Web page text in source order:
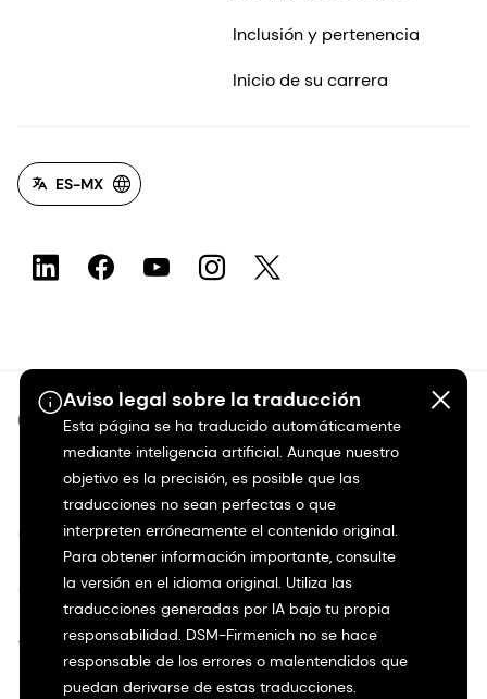
Aviso legal sobre la traducción
Esta página se ha traducido automáticamente
mediante inteligencia artificial. Aunque nuestro
objetivo es la precisión, es posible que las
traducciones no sean perfectas o que
interpreten erróneamente el contenido original.
Para obtener información importante, consulte
la versión en el idioma original. Utiliza las
traducciones generadas por IA bajo tu propia
responsabilidad. DSM-Firmenich no se hace
responsable de los errores o malentendidos que
puedan derivarse de estas traducciones.
Inclusión y pertenencia
Inicio de su carrera
ES-MX
©2026 dsm-firmenich. Todos los derechos reservados.
Protección de datos
Condiciones de uso
Condiciones generales
Transparencia en California